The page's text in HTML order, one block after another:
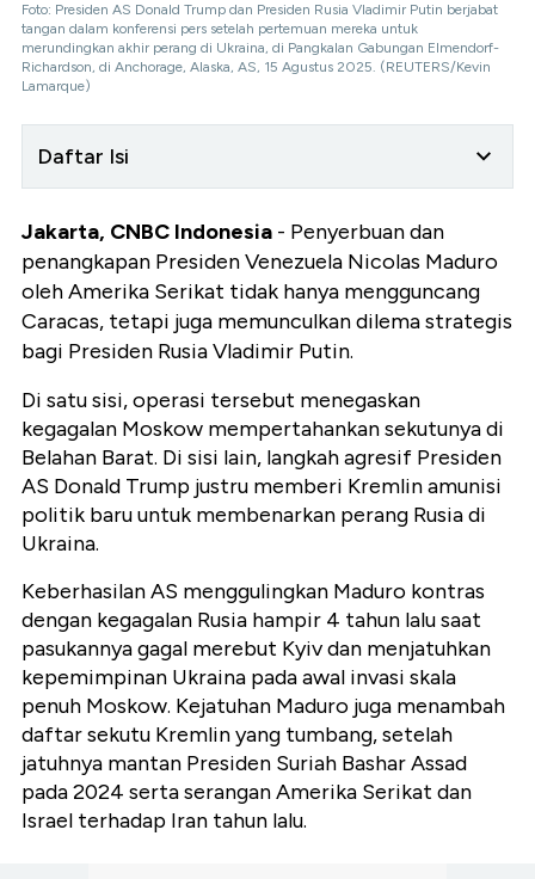
Foto: Presiden AS Donald Trump dan Presiden Rusia Vladimir Putin berjabat
tangan dalam konferensi pers setelah pertemuan mereka untuk
merundingkan akhir perang di Ukraina, di Pangkalan Gabungan Elmendorf-
Richardson, di Anchorage, Alaska, AS, 15 Agustus 2025. (REUTERS/Kevin
Lamarque)
Daftar Isi
Jakarta, CNBC Indonesia - Penyerbuan dan
penangkapan Presiden Venezuela Nicolas Maduro
oleh Amerika Serikat tidak hanya mengguncang
Caracas, tetapi juga memunculkan dilema strategis
bagi Presiden Rusia Vladimir Putin.
Di satu sisi, operasi tersebut menegaskan
kegagalan Moskow mempertahankan sekutunya di
Belahan Barat. Di sisi lain, langkah agresif Presiden
AS Donald Trump justru memberi Kremlin amunisi
politik baru untuk membenarkan perang Rusia di
Ukraina.
Keberhasilan AS menggulingkan Maduro kontras
dengan kegagalan Rusia hampir 4 tahun lalu saat
pasukannya gagal merebut Kyiv dan menjatuhkan
kepemimpinan Ukraina pada awal invasi skala
penuh Moskow. Kejatuhan Maduro juga menambah
daftar sekutu Kremlin yang tumbang, setelah
jatuhnya mantan Presiden Suriah Bashar Assad
pada 2024 serta serangan Amerika Serikat dan
Israel terhadap Iran tahun lalu.